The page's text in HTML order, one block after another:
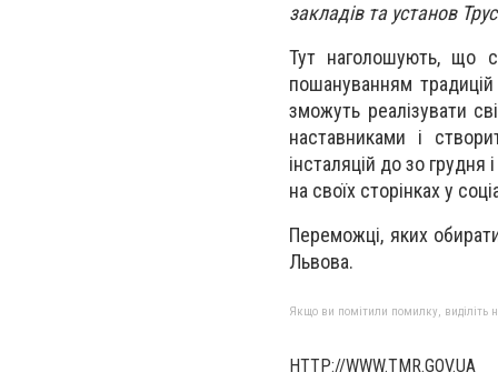
закладів та установ
Тут наголошують, що
пошануванням
зможуть реалізувати
наставниками і
інсталяцій до зо грудня
на своїх сторінках у
Переможці, яких
Львова.
Якщо ви помітили помилку, виділіть
HTTP://WWW.TMR.GOV.UA